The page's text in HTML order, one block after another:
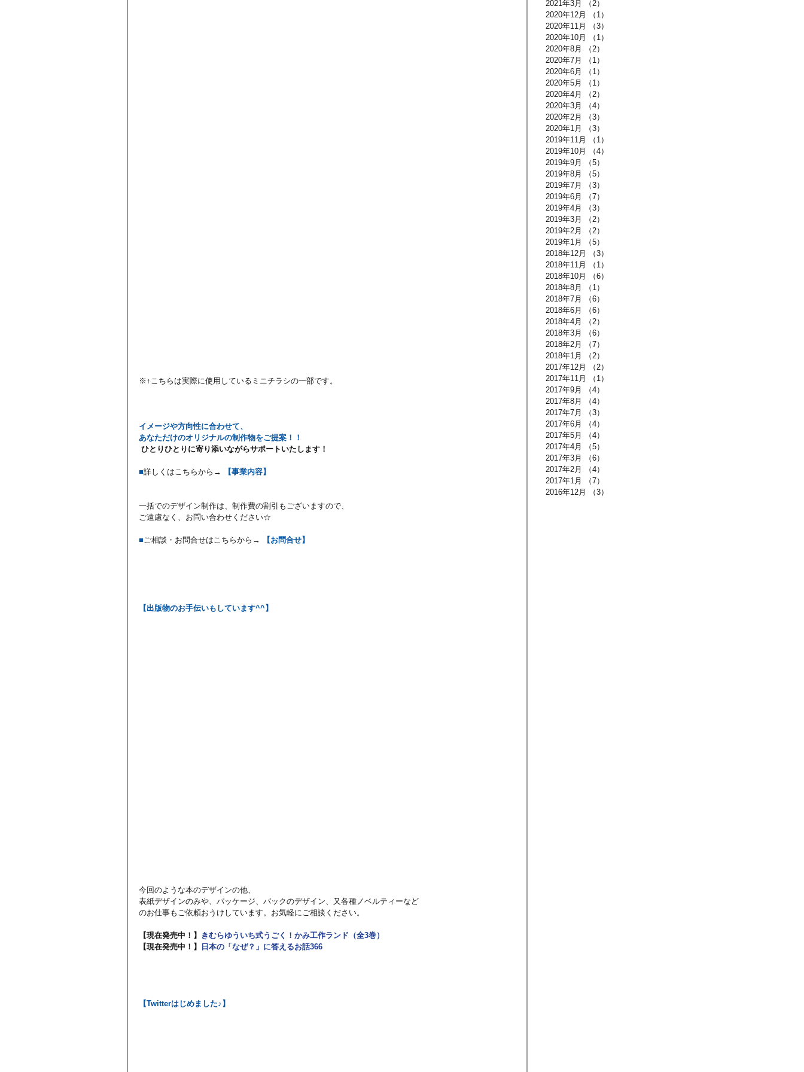
※↑こちらは実際に使用しているミニチラシの一部です。
イメージや方向性に合わせて、
あなただけのオリジナルの制作物をご提案！！
ひとりひとりに寄り添いながらサポートいたします！
■詳しくはこちらから→ 【事業内容】
一括でのデザイン制作は、制作費の割引もございますので、
ご遠慮なく、お問い合わせください☆
■ご相談・お問合せはこちらから→ 【お問合せ】
【出版物のお手伝いもしています^^】
今回のような本のデザインの他、
表紙デザインのみや、パッケージ、バックのデザイン、又各種ノベルティーなど
のお仕事もご依頼おうけしています。お気軽にご相談ください。
【現在発売中！】
きむらゆういち式うごく！かみ工作ランド（全3巻）
【現在発売中！】
日本の「なぜ？」に答えるお話366
【Twitterはじめました♪】
2021年3月 （2）
2020年12月
（1）
2020年11月
（3）
2020年10月
（1）
2020年8月
（2）
2020年7月
（1）
2020年6月
（1）
2020年5月
（1）
2020年4月
（2）
2020年3月
（4）
2020年2月
（3）
2020年1月
（3）
2019年11月
（1）
2019年10月
（4）
2019年9月
（5）
2019年8月
（5）
2019年7月
（3）
2019年6月
（7）
2019年4月
（3）
2019年3月
（2）
2019年2月
（2）
2019年1月
（5）
2018年12月
（3）
2018年11月
（1）
2018年10月
（6）
2018年8月
（1）
2018年7月
（6）
2018年6月
（6）
2018年4月
（2）
2018年3月
（6）
2018年2月
（7）
2018年1月
（2）
2017年12月
（2）
2017年11月
（1）
2017年9月
（4）
2017年8月
（4）
2017年7月
（3）
2017年6月
（4）
2017年5月
（4）
2017年4月
（5）
2017年3月
（6）
2017年2月
（4）
2017年1月
（7）
2016年12月
（3）